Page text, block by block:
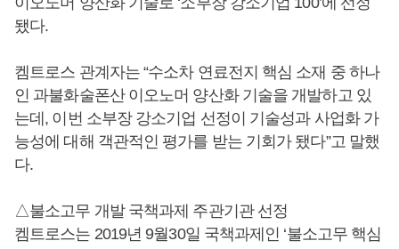
됐다.
켐트로스 관계자는 “수소차 연료전지 핵심 소재 중 하나
인 과불화술폰산 이오노머 양산화 기술을 개발하고 있
는데, 이번 소부장 강소기업 선정이 기술성과 사업화 가
능성에 대해 객관적인 평가를 받는 기회가 됐다”고 말했
다.
△불소고무 개발 국책과제 주관기관 선정
켐트로스는 2019년 9월30일 국책과제인 ‘불소고무 핵심